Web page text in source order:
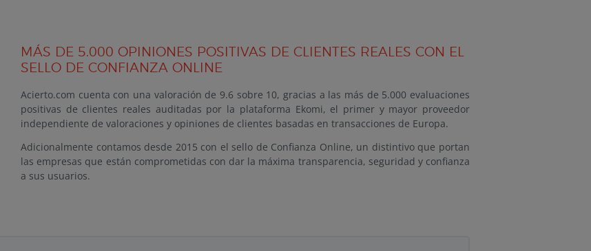
MÁS DE 5.000 OPINIONES POSITIVAS DE CLIENTES REALES CON EL
SELLO DE CONFIANZA ONLINE
Acierto.com cuenta con una valoración de 9.6 sobre 10, gracias a las más de 5.000 evaluaciones
positivas de clientes reales auditadas por la plataforma Ekomi, el primer y mayor proveedor
independiente de valoraciones y opiniones de clientes basadas en transacciones de Europa.
Adicionalmente contamos desde 2015 con el sello de Confianza Online, un distintivo que portan
las empresas que están comprometidas con dar la máxima transparencia, seguridad y confianza
a sus usuarios.